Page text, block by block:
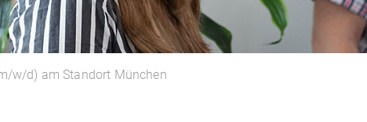
w/d) am Standort München